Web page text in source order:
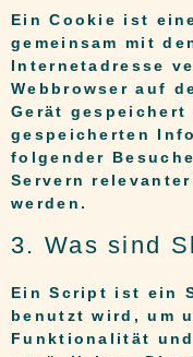
Ein Cookie ist
gemeinsam mit
Internetadresse
Webbrowser auf
Gerät gespeichert
gespeicherten
folgender
Servern
werden.
3. Was sind
Ein Script ist ein
benutzt wird, um
Funktionalität